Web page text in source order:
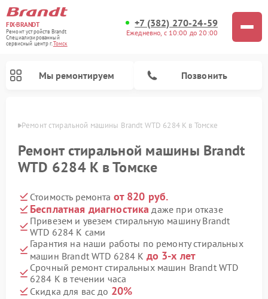
FIX-BRANDT
Ремонт устройств Brandt
Специализированный
cервисный центр г.Томск
+7 (382) 270-24-59
Ежедневно, с 10:00 до 20:00
Мы ремонтируем Позвонить
Ремонт стиральной машины Brandt WTD 6284 K в Томске
Ремонт стиральной машины Brandt
WTD 6284 K в Томске
Стоимость ремонта от 820 руб.
Бесплатная диагностика даже при отказе
Привезем и увезем стиральную машину Brandt
WTD 6284 K сами
Гарантия на наши работы по ремонту стиральных
машин Brandt WTD 6284 K до 3-х лет
Срочный ремонт стиральных машин Brandt WTD
6284 K в течении часа
Скидка для вас до 20%